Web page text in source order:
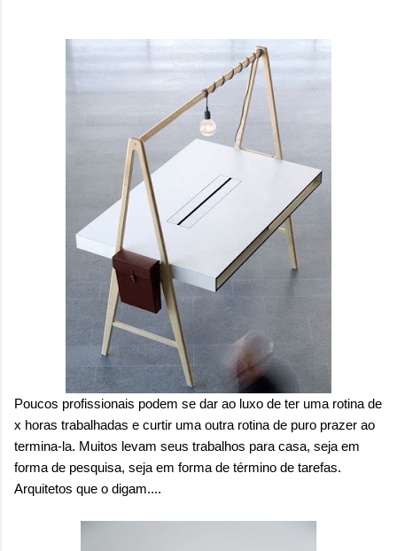
Poucos profissionais podem se dar ao luxo de ter uma rotina de
x horas trabalhadas e curtir uma outra rotina de puro prazer ao
termina-la. Muitos levam seus trabalhos para casa, seja em
forma de pesquisa, seja em forma de término de tarefas.
Arquitetos que o digam....